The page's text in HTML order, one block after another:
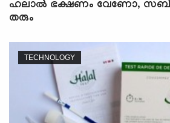
ഹലാല്‍ ഭക്ഷണം വേണോ,
തരും
TECHNOLOGY